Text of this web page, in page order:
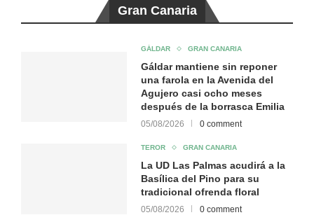
Gran Canaria
GÁLDAR GRAN CANARIA
Gáldar mantiene sin reponer
una farola en la Avenida del
Agujero casi ocho meses
después de la borrasca Emilia
05/08/2026 0 comment
TEROR GRAN CANARIA
La UD Las Palmas acudirá a la
Basílica del Pino para su
tradicional ofrenda floral
05/08/2026 0 comment